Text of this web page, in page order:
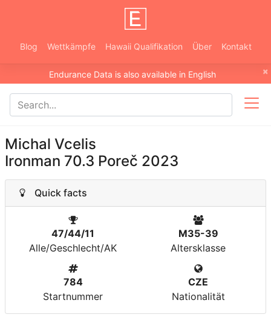
Blog Wettkämpfe Hawaii Qualifikation Über Kontakt
×
Endurance Data is also available in English
Michal Vcelis
Ironman 70.3 Poreč 2023
Quick facts
47/44/11
Alle/Geschlecht/AK
M35-39
Altersklasse
784
Startnummer
CZE
Nationalität